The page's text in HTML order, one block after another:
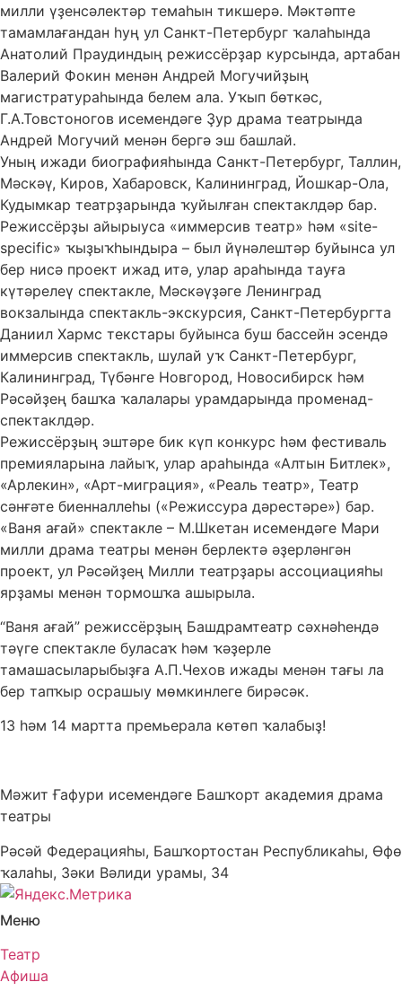
милли үҙенсәлектәр темаһын тикшерә. Мәктәпте
тамамлағандан һуң ул Санкт-Петербург ҡалаһында
Анатолий Праудиндың режиссёрҙар курсында, артабан
Валерий Фокин менән Андрей Могучийҙың
магистратураһында белем ала. Уҡып бөткәс,
Г.А.Товстоногов исемендәге Ҙур драма театрында
Андрей Могучий менән бергә эш башлай.
Уның ижади биографияһында Санкт-Петербург, Таллин,
Мәскәү, Киров, Хабаровск, Калининград, Йошкар-Ола,
Кудымкар театрҙарында ҡуйылған спектаклдәр бар.
Режиссёрҙы айырыуса «иммерсив театр» һәм «site-
specific» ҡыҙыҡһындыра – был йүнәлештәр буйынса ул
бер нисә проект ижад итә, улар араһында тауға
күтәрелеү спектакле, Мәскәүҙәге Ленинград
вокзалында спектакль-экскурсия, Санкт-Петербургта
Даниил Хармс текстары буйынса буш бассейн эсендә
иммерсив спектакль, шулай уҡ Санкт-Петербург,
Калининград, Түбәнге Новгород, Новосибирск һәм
Рәсәйҙең башҡа ҡалалары урамдарында променад-
спектаклдәр.
Режиссёрҙың эштәре бик күп конкурс һәм фестиваль
премияларына лайыҡ, улар араһында «Алтын Битлек»,
«Арлекин», «Арт-миграция», «Реаль театр», Театр
сәнғәте биенналлеһы («Режиссура дәрестәре») бар.
«Ваня ағай» спектакле – М.Шкетан исемендәге Мари
милли драма театры менән берлектә әҙерләнгән
проект, ул Рәсәйҙең Милли театрҙары ассоциацияһы
ярҙамы менән тормошҡа ашырыла.
“Ваня ағай” режиссёрҙың Башдрамтеатр сәхнәһендә
тәүге спектакле буласаҡ һәм ҡәҙерле
тамашасыларыбыҙға А.П.Чехов ижады менән тағы ла
бер тапҡыр осрашыу мөмкинлеге бирәсәк.
13 һәм 14 мартта премьерала көтөп ҡалабыҙ!
Мәжит Ғафури исемендәге Башҡорт академия драма
театры
Рәсәй Федерацияһы, Башҡортостан Республикаһы, Өфө
ҡалаһы, Зәки Вәлиди урамы, 34
Меню
Театр
Афиша